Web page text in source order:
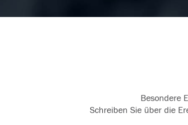
Besondere
Schreiben Sie über die